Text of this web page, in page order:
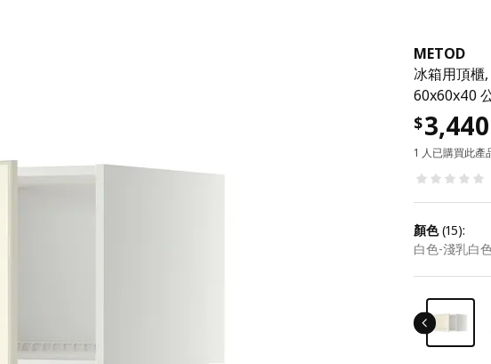
METOD
冰箱用頂櫃
60x60x40
$3,440
1 人已購買此產
顏色(15):
白色-淺乳白